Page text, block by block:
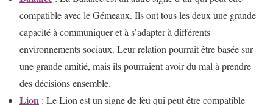
compatible avec le Gémeaux. Ils ont tous les deux une grande
capacité à communiquer et à s’adapter à différents
environnements sociaux. Leur relation pourrait être basée sur
une grande amitié, mais ils pourraient avoir du mal à prendre
des décisions ensemble.
Lion : Le Lion est un signe de feu qui peut être compatible